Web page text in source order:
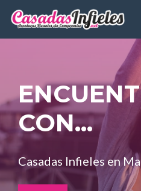
CON...
Casadas Infieles en